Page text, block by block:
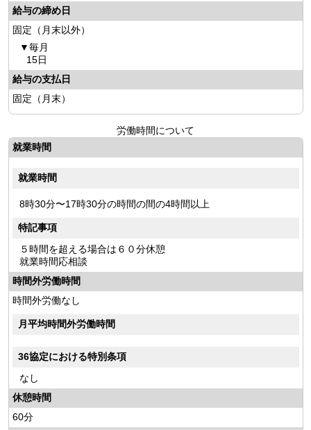
給与の締め日
固定（月末以外）
毎月
15日
給与の支払日
固定（月末）
労働時間について
就業時間
就業時間
8時30分〜17時30分の時間の間の4時間以上
特記事項
５時間を超える場合は６０分休憩
就業時間応相談
時間外労働時間
時間外労働なし
月平均時間外労働時間
36協定における特別条項
なし
休憩時間
60分